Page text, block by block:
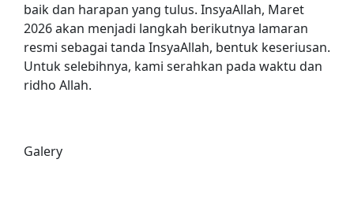
baik dan harapan yang tulus. InsyaAllah, Maret
2026 akan menjadi langkah berikutnya lamaran
resmi sebagai tanda InsyaAllah, bentuk keseriusan.
Untuk selebihnya, kami serahkan pada waktu dan
ridho Allah.
Galery